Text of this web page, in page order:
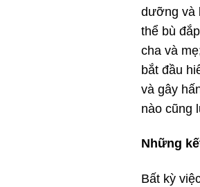
dưỡng và
thể bù
cha và
bắt đầu
và gây
nào cũng
Những
Bất kỳ